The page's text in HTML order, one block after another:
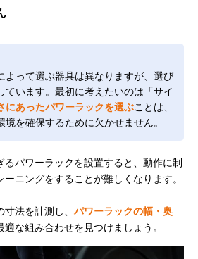
よって選ぶ器具は異なりますが、選び
ています。最初に考えたいのは「サイ
にあったパワーラックを選ぶことは、
を確保するために欠かせません。
パワーラックを設置すると、動作に制
ニングをすることが難しくなります。
法を計測し、 パワーラックの幅・奥
適な組み合わせを見つけましょう。